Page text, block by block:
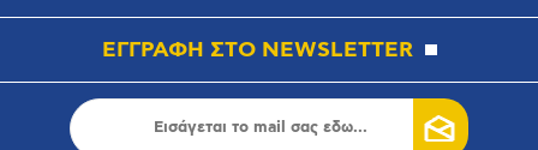
ΕΓΓΡΑΦΗ ΣΤΟ NEWSLETTER